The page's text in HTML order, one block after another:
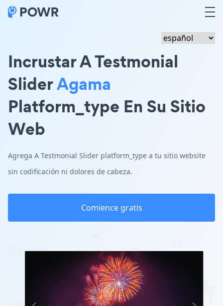
Incrustar A Testmonial
SliderAgama
Platform_type En Su Sitio
Web
Agrega A Testmonial Slider platform_type a tu sitio website
sin codificación ni dolores de cabeza.
Comience gratis